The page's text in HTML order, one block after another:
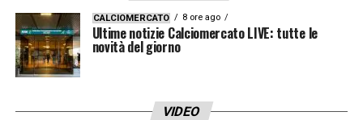
CALCIOMERCATO 8 ore ago
Ultime notizie Calciomercato LIVE: tutte le
novità del giorno
VIDEO